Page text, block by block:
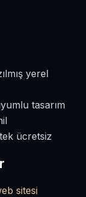
yerel
tasarım
ücretsiz
sitesi